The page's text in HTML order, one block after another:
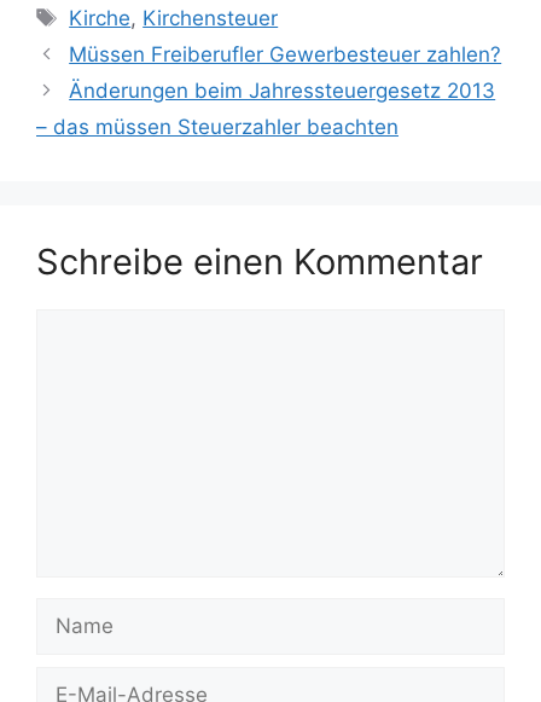
Schlagwörter
Kirche, Kirchensteuer
Müssen Freiberufler Gewerbesteuer zahlen?
Änderungen beim Jahressteuergesetz 2013
– das müssen Steuerzahler beachten
Schreibe einen Kommentar
Name